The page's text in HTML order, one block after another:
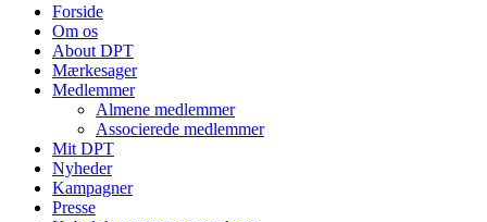
Forside
Om os
About DPT
Mærkesager
Medlemmer
Almene medlemmer
Associerede medlemmer
Mit DPT
Nyheder
Kampagner
Presse